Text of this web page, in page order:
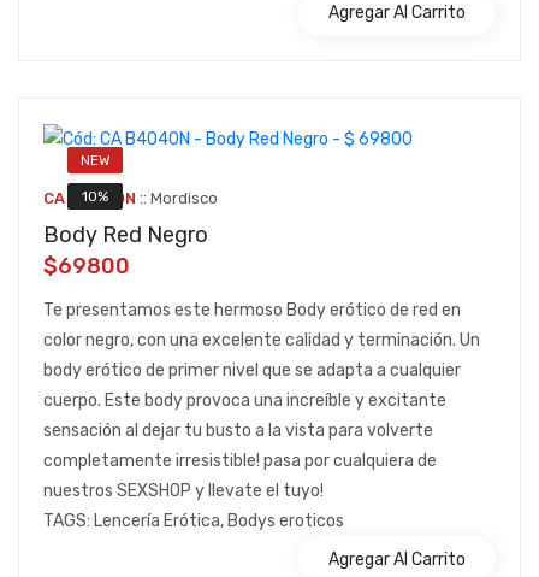
Agregar Al Carrito
NEW
10%
CA B4040N :: Mordisco
Body Red Negro
$69800
Te presentamos este hermoso Body erótico de red en
color negro, con una excelente calidad y terminación. Un
body erótico de primer nivel que se adapta a cualquier
cuerpo. Este body provoca una increíble y excitante
sensación al dejar tu busto a la vista para volverte
completamente irresistible! pasa por cualquiera de
nuestros SEXSHOP y llevate el tuyo!
TAGS: Lencería Erótica, Bodys eroticos
Agregar Al Carrito